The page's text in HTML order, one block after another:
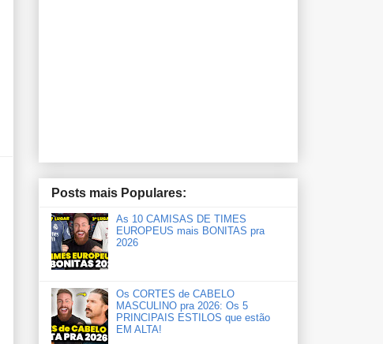
Posts mais Populares:
As 10 CAMISAS DE TIMES
EUROPEUS mais BONITAS pra
2026
Os CORTES de CABELO
MASCULINO pra 2026: Os 5
PRINCIPAIS ESTILOS que estão
EM ALTA!